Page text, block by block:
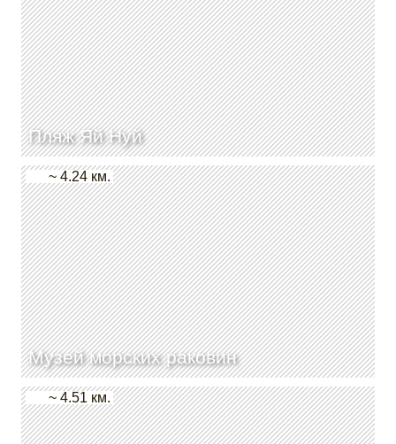
Пляж Яй Нуй
Музей морских раковин
~ 4.24 км.
~ 4.51 км.